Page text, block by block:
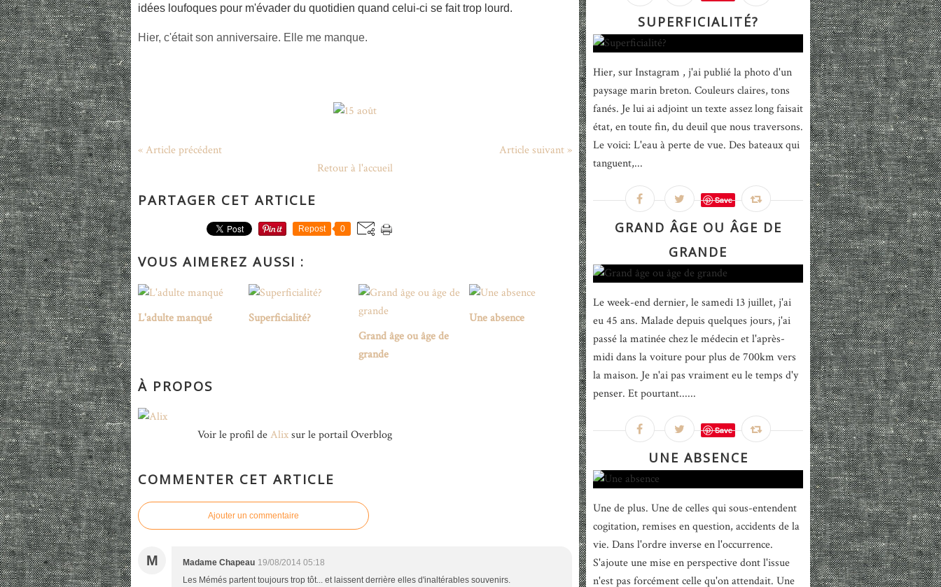
idées loufoques pour m'évader du quotidien quand celui-ci se fait trop lourd.
Hier, c'était son anniversaire. Elle me manque.
« Article précédent
Article suivant »
Retour à l'accueil
PARTAGER CET ARTICLE
Repost 0
VOUS AIMEREZ AUSSI :
L'adulte manqué
Superficialité?
Grand âge ou âge de
grande
Une absence
À PROPOS
Voir le profil deAlixsur le portail Overblog
COMMENTER CET ARTICLE
Ajouter un commentaire
M Madame Chapeau 19/08/2014 05:18
Les Mémés partent toujours trop tôt... et laissent derrière elles d'inaltérables souvenirs.
SUPERFICIALITÉ?
Hier, sur Instagram , j'ai publié la photo d'un
paysage marin breton. Couleurs claires, tons
fanés. Je lui ai adjoint un texte assez long faisait
état, en toute fin, du deuil que nous traversons.
Le voici: L'eau à perte de vue. Des bateaux qui
tanguent,...
Save
GRAND ÂGE OU ÂGE DE
GRANDE
Le week-end dernier, le samedi 13 juillet, j'ai
eu 45 ans. Malade depuis quelques jours, j'ai
passé la matinée chez le médecin et l'après-
midi dans la voiture pour plus de 700km vers
la maison. Je n'ai pas vraiment eu le temps d'y
penser. Et pourtant......
Save
UNE ABSENCE
Une de plus. Une de celles qui sous-entendent
cogitation, remises en question, accidents de la
vie. Dans l'ordre inverse en l'occurrence.
S'ajoute une mise en perspective dont l'issue
n'est pas forcément celle qu'on attendait. Une